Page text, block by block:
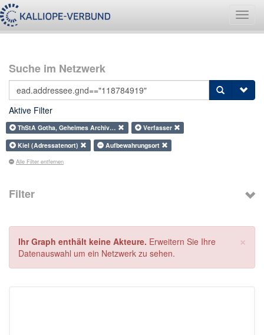
Suche im Netzwerk
Aktive Filter
ThStA Gotha, Geheimes Archiv…
Verfasser
Kiel (Adressatenort)
Aufbewahrungsort
Alle Filter entfernen
Filter
×
Ihr Graph enthält keine Akteure. Erweitern Sie Ihre
Datenauswahl um ein Netzwerk zu sehen.